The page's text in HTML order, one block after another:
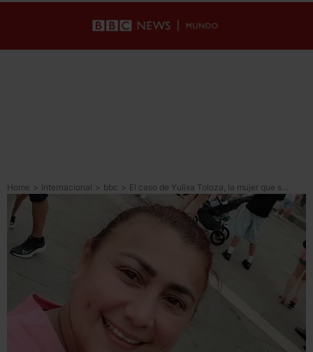
Home > Internacional > bbc >